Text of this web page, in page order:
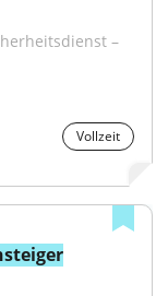
–
Vollzeit